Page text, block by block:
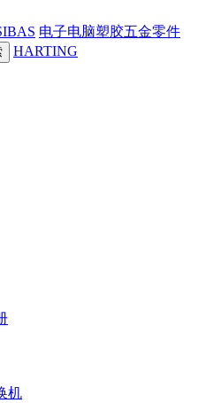
电子电脑塑胶五金零件
HARTING
机